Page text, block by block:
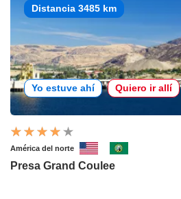
Distancia 3485 km
Yo estuve ahí Quiero ir allí
América del norte
Presa Grand Coulee